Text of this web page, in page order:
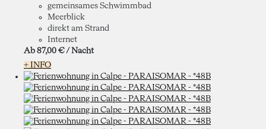
gemeinsames Schwimmbad
Meerblick
direkt am Strand
Internet
Ab 87,00 € / Nacht
+ INFO